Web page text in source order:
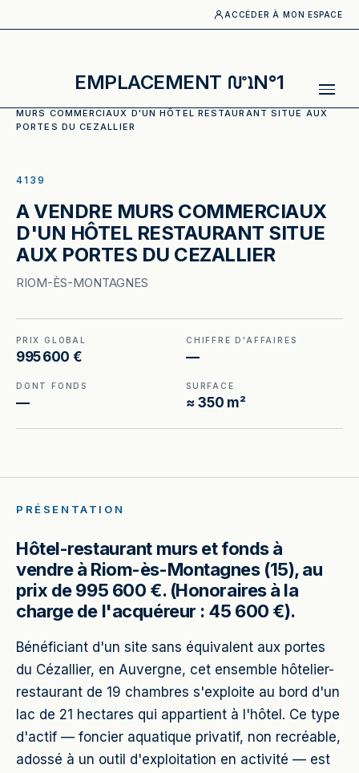
ACCÉDER À MON ESPACE
EMPLACEMENT N°1
MURS COMMERCIAUX D'UN HÔTEL RESTAURANT SITUE AUX
PORTES DU CEZALLIER
4139
A VENDRE MURS COMMERCIAUX
D'UN HÔTEL RESTAURANT SITUE
AUX PORTES DU CEZALLIER
RIOM-ÈS-MONTAGNES
PRIX GLOBAL
995 600 €
CHIFFRE D'AFFAIRES
—
DONT FONDS
—
SURFACE
≈ 350 m²
PRÉSENTATION
Hôtel-restaurant murs et fonds à
vendre à Riom-ès-Montagnes (15), au
prix de 995 600 €. (Honoraires à la
charge de l'acquéreur : 45 600 €).
Bénéficiant d'un site sans équivalent aux portes
du Cézallier, en Auvergne, cet ensemble hôtelier-
restaurant de 19 chambres s'exploite au bord d'un
lac de 21 hectares qui appartient à l'hôtel. Ce type
d'actif — foncier aquatique privatif, non recréable,
adossé à un outil d'exploitation en activité — est